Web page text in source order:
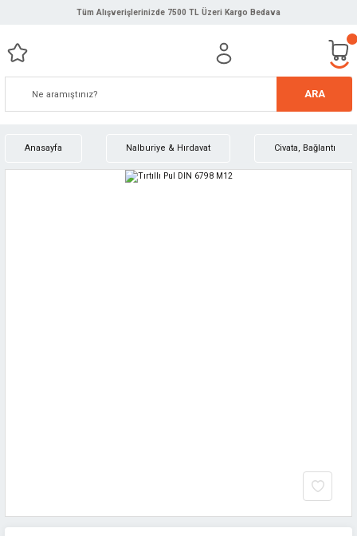
Tüm Alışverişlerinizde 7500 TL Üzeri Kargo Bedava
ARA
Anasayfa Nalburiye & Hırdavat Civata, Bağlantı